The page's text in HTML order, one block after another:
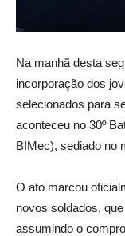
Na manhã desta
incorporação dos
selecionados para
aconteceu no 30º
BIMec), sediado no
O ato marcou
novos soldados,
assumindo o